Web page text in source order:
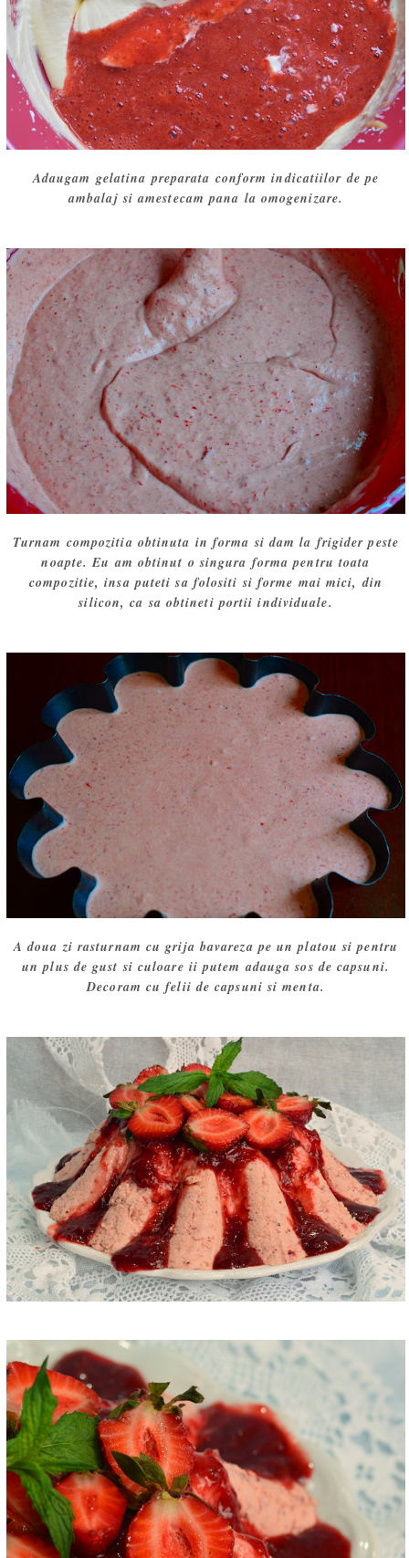
Adaugam gelatina preparata conform indicatiilor de pe
ambalaj si amestecam pana la omogenizare.
Turnam compozitia obtinuta in forma si dam la frigider peste
noapte. Eu am obtinut o singura forma pentru toata
compozitie, insa puteti sa folositi si forme mai mici, din
silicon, ca sa obtineti portii individuale.
A doua zi rasturnam cu grija bavareza pe un platou si pentru
un plus de gust si culoare ii putem adauga sos de capsuni.
Decoram cu felii de capsuni si menta.